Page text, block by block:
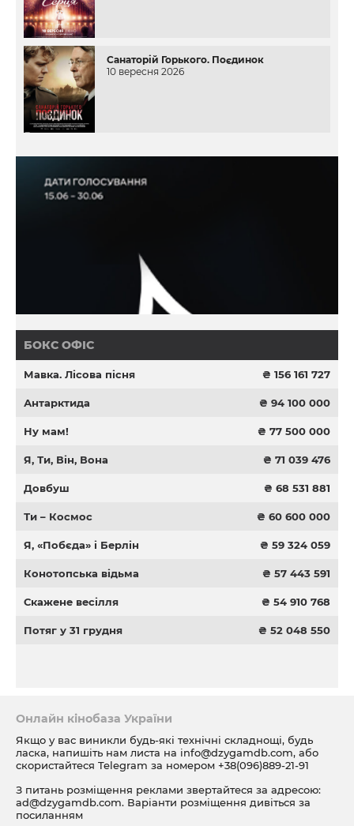
Санаторій Горького. Поєдинок
10 вересня 2026
БОКС ОФІС
Мавка. Лісова пісня ₴ 156 161 727
Антарктида ₴ 94 100 000
Ну мам! ₴ 77 500 000
Я, Ти, Він, Вона ₴ 71 039 476
Довбуш ₴ 68 531 881
Ти – Космос ₴ 60 600 000
Я, «Побєда» і Берлін ₴ 59 324 059
Конотопська відьма ₴ 57 443 591
Скажене весілля ₴ 54 910 768
Потяг у 31 грудня ₴ 52 048 550
Онлайн кінобаза України
Якщо у вас виникли будь-які технічні складнощі, будь
ласка, напишіть нам листа на info@dzygamdb.com, або
скористайтеся Telegram за номером +38(096)889-21-91
З питань розміщення реклами звертайтеся за адресою:
ad@dzygamdb.com. Варіанти розміщення дивіться за
посиланням